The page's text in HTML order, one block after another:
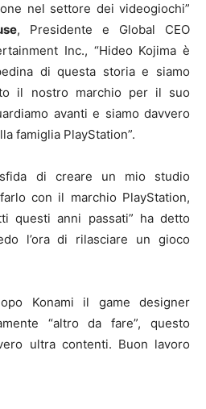
nel settore dei videogiochi”
, Presidente e Global CEO
Inc., “Hideo Kojima è
di questa storia e siamo
il nostro marchio per il suo
avanti e siamo davvero
famiglia PlayStation”.
di creare un mio studio
con il marchio PlayStation,
questi anni passati” ha detto
l’ora di rilasciare un gioco
Konami il game designer
“altro da fare”, questo
ultra contenti. Buon lavoro